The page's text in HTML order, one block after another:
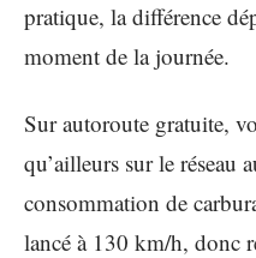
pratique, la différence
moment de la journée.
Sur autoroute gratuite,
qu’ailleurs sur le réseau
consommation de
lancé à 130 km/h, donc